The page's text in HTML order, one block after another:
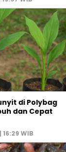
di Polybag
dan Cepat
WIB